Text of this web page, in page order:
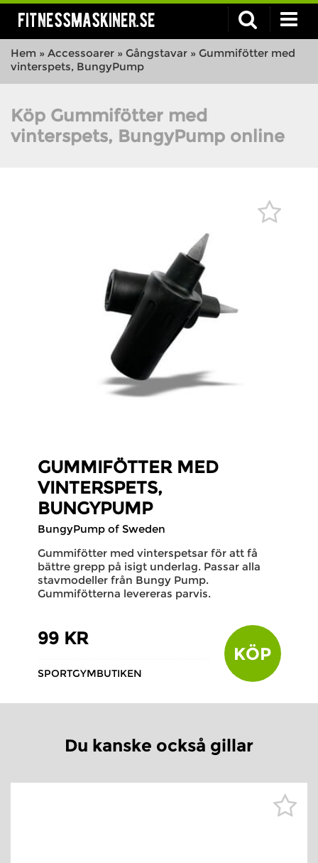
fitnessmaskiner.se
Hem » Accessoarer » Gångstavar » Gummifötter med
vinterspets, BungyPump
Köp Gummifötter med
vinterspets, BungyPump online
GUMMIFÖTTER MED
VINTERSPETS,
BUNGYPUMP
BungyPump of Sweden
Gummifötter med vinterspetsar för att få
bättre grepp på isigt underlag. Passar alla
stavmodeller från Bungy Pump.
Gummifötterna levereras parvis.
99 KR
SPORTGYMBUTIKEN
KÖP
Du kanske också gillar